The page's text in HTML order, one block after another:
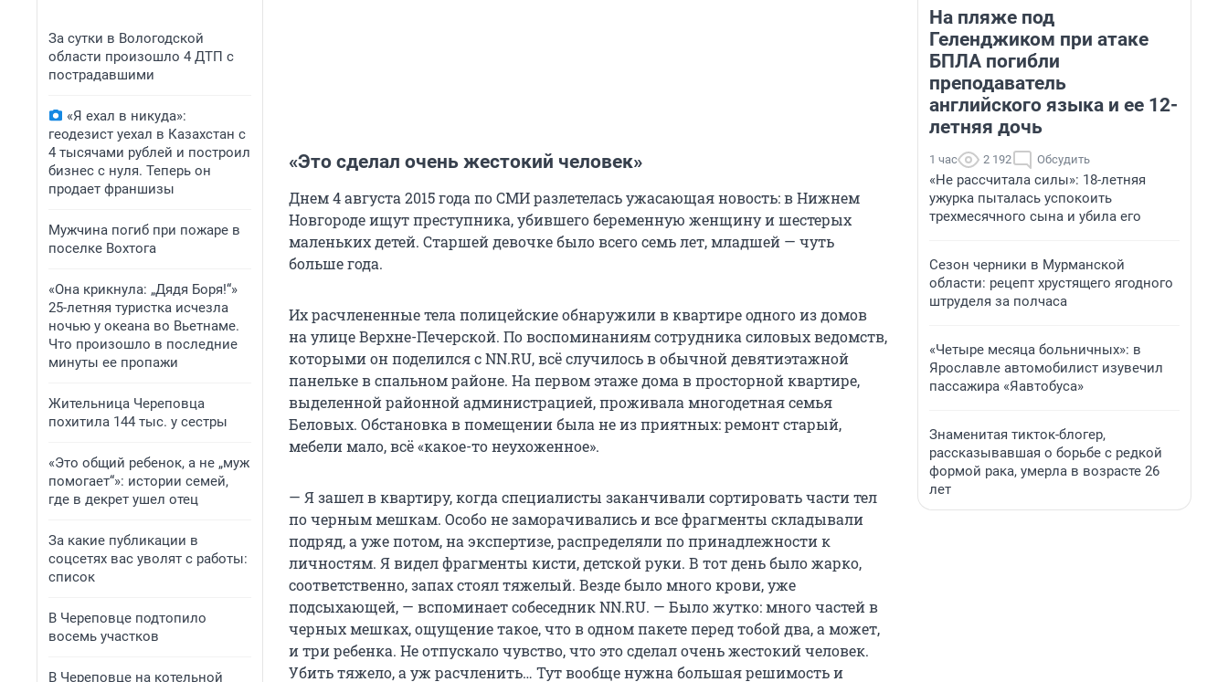
За сутки в Вологодской
области произошло 4 ДТП с
пострадавшими
«Я ехал в никуда»:
геодезист уехал в Казахстан с
4 тысячами рублей и построил
бизнес с нуля. Теперь он
продает франшизы
Мужчина погиб при пожаре в
поселке Вохтога
«Она крикнула: „Дядя Боря!“»
25-летняя туристка исчезла
ночью у океана во Вьетнаме.
Что произошло в последние
минуты ее пропажи
Жительница Череповца
похитила 144 тыс. у сестры
«Это общий ребенок, а не „муж
помогает“»: истории семей,
где в декрет ушел отец
За какие публикации в
соцсетях вас уволят с работы:
список
В Череповце подтопило
восемь участков
В Череповце на котельной
«Это сделал очень жестокий человек»
Днем 4 августа 2015 года по СМИ разлетелась ужасающая новость: в Нижнем
Новгороде ищут преступника, убившего беременную женщину и шестерых
маленьких детей. Старшей девочке было всего семь лет, младшей — чуть
больше года.
Их расчлененные тела полицейские обнаружили в квартире одного из домов
на улице Верхне-Печерской. По воспоминаниям сотрудника силовых ведомств,
которыми он поделился с NN.RU, всё случилось в обычной девятиэтажной
панельке в спальном районе. На первом этаже дома в просторной квартире,
выделенной районной администрацией, проживала многодетная семья
Беловых. Обстановка в помещении была не из приятных: ремонт старый,
мебели мало, всё «какое-то неухоженное».
— Я зашел в квартиру, когда специалисты заканчивали сортировать части тел
по черным мешкам. Особо не заморачивались и все фрагменты складывали
подряд, а уже потом, на экспертизе, распределяли по принадлежности к
личностям. Я видел фрагменты кисти, детской руки. В тот день было жарко,
соответственно, запах стоял тяжелый. Везде было много крови, уже
подсыхающей, — вспоминает собеседник NN.RU. — Было жутко: много частей в
черных мешках, ощущение такое, что в одном пакете перед тобой два, а может,
и три ребенка. Не отпускало чувство, что это сделал очень жестокий человек.
Убить тяжело, а уж расчленить… Тут вообще нужна большая решимость и
На пляже под
Геленджиком при атаке
БПЛА погибли
преподаватель
английского языка и ее 12-
летняя дочь
1 час 2 192 Обсудить
«Не рассчитала силы»: 18-летняя
ужурка пыталась успокоить
трехмесячного сына и убила его
Сезон черники в Мурманской
области: рецепт хрустящего ягодного
штруделя за полчаса
«Четыре месяца больничных»: в
Ярославле автомобилист изувечил
пассажира «Яавтобуса»
Знаменитая тикток-блогер,
рассказывавшая о борьбе с редкой
формой рака, умерла в возрасте 26
лет